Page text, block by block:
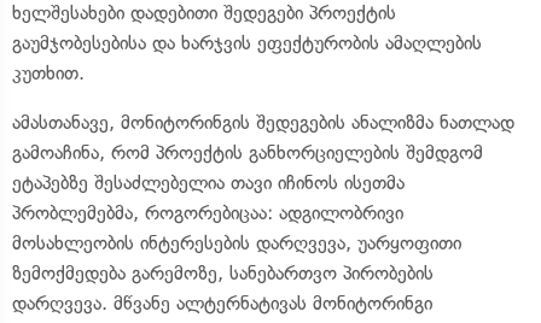
ხელშესახები დადებითი შედეგები პროექტის
გაუმჯობესებისა და ხარჯვის ეფექტურობის ამაღლების
კუთხით.
ამასთანავე, მონიტორინგის შედეგების ანალიზმა ნათლად
გამოაჩინა, რომ პროექტის განხორციელების შემდგომ
ეტაპებზე შესაძლებელია თავი იჩინოს ისეთმა
პრობლემებმა, როგორებიცაა: ადგილობრივი
მოსახლეობის ინტერესების დარღვევა, უარყოფითი
ზემოქმედება გარემოზე, სანებართვო პირობების
დარღვევა. მწვანე ალტერნატივას მონიტორინგი